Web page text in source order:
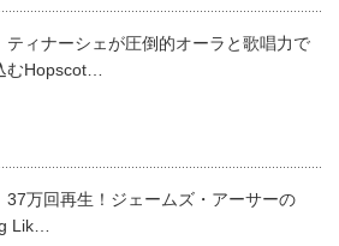
ティナーシェが圧倒的オーラと歌唱力で
むHopscot…
37万回再生！ジェームズ・アーサーの
Lik…